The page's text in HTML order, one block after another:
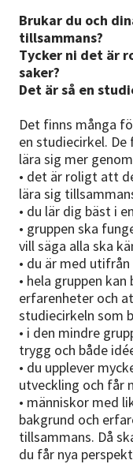
Brukar du och
tillsammans?
Tycker ni det är
saker?
Det är så en
Det finns många
en studiecirkel.
lära sig mer
• det är roligt att
lära sig
• du lär dig bäst i
• gruppen ska
vill säga alla ska
• du är med
• hela gruppen
erfarenheter och
studiecirkeln som
• i den mindre
trygg och både
• du upplever
utveckling och får
• människor med
bakgrund och
tillsammans. Då
du får nya